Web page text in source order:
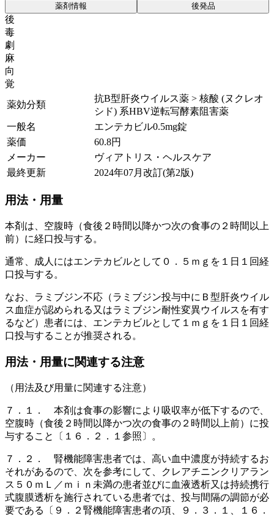
薬剤情報 後発品
後
毒
劇
麻
向
覚
薬効分類
抗B型肝炎ウイルス薬 > 核酸 (ヌクレオ
シド) 系HBV逆転写酵素阻害薬
一般名
エンテカビル0.5mg錠
薬価
60.8円
メーカー
ヴィアトリス・ヘルスケア
最終更新
2024年07月改訂(第2版)
用法・用量
本剤は、空腹時（食後２時間以降かつ次の食事の２時間以上
前）に経口投与する。
通常、成人にはエンテカビルとして０．５ｍｇを１日１回経
口投与する。
なお、ラミブジン不応（ラミブジン投与中にＢ型肝炎ウイル
ス血症が認められる又はラミブジン耐性変異ウイルスを有す
るなど）患者には、エンテカビルとして１ｍｇを１日１回経
口投与することが推奨される。
用法・用量に関連する注意
（用法及び用量に関連する注意）
７．１． 本剤は食事の影響により吸収率が低下するので、
空腹時（食後２時間以降かつ次の食事の２時間以上前）に投
与すること〔１６．２．１参照〕。
７．２． 腎機能障害患者では、高い血中濃度が持続するお
それがあるので、次を参考にして、クレアチニンクリアラン
ス５０ｍＬ／ｍｉｎ未満の患者並びに血液透析又は持続携行
式腹膜透析を施行されている患者では、投与間隔の調節が必
要である〔９．２腎機能障害患者の項、９．３．１、１６．